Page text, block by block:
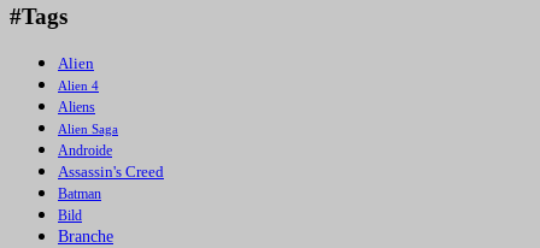
#Tags
Alien
Alien 4
Aliens
Alien Saga
Androide
Assassin's Creed
Batman
Bild
Branche